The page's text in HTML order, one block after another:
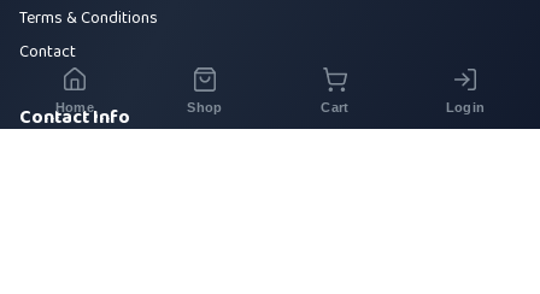
Terms & Conditions
Contact
Contact Info
Home Shop Cart Login